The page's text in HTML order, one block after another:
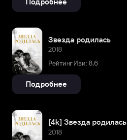
Подробнее
Звезда родилась
2018
Рейтинг Иви: 8,6
Подробнее
[4k] Звезда родилась
2018